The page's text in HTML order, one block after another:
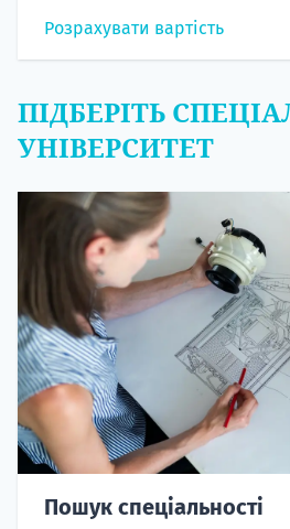
Розрахувати вартість
ПІДБЕРІТЬ
УНІВЕРСИТЕТ
Пошук спеціальності